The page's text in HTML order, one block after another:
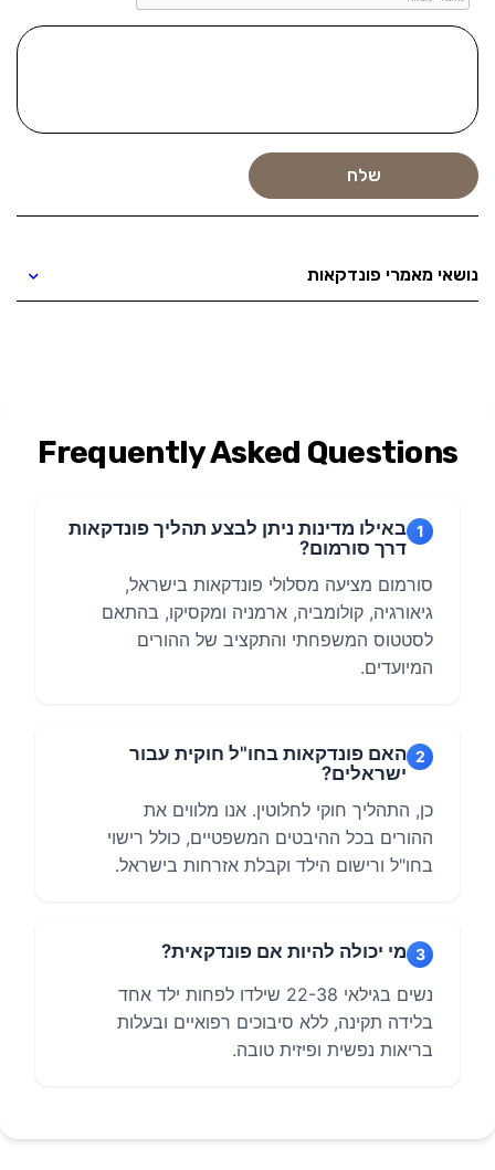
נושאי מאמרי פונדקאות
Frequently Asked Questions
1 באילו מדינות ניתן לבצע תהליך פונדקאות
דרך סורמום?
סורמום מציעה מסלולי פונדקאות בישראל,
גיאורגיה, קולומביה, ארמניה ומקסיקו, בהתאם
לסטטוס המשפחתי והתקציב של ההורים
המיועדים.
2 האם פונדקאות בחו"ל חוקית עבור
ישראלים?
כן, התהליך חוקי לחלוטין. אנו מלווים את
ההורים בכל ההיבטים המשפטיים, כולל רישוי
בחו"ל ורישום הילד וקבלת אזרחות בישראל.
3 מי יכולה להיות אם פונדקאית?
נשים בגילאי 22-38 שילדו לפחות ילד אחד
בלידה תקינה, ללא סיבוכים רפואיים ובעלות
בריאות נפשית ופיזית טובה.